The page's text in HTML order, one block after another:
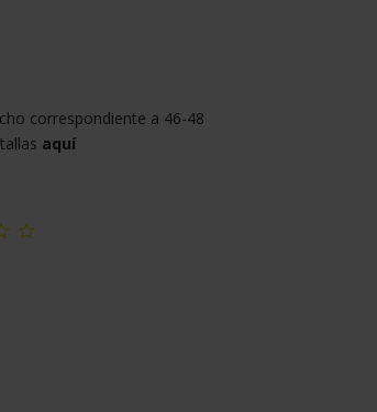
correspondiente a 46-48
aquí